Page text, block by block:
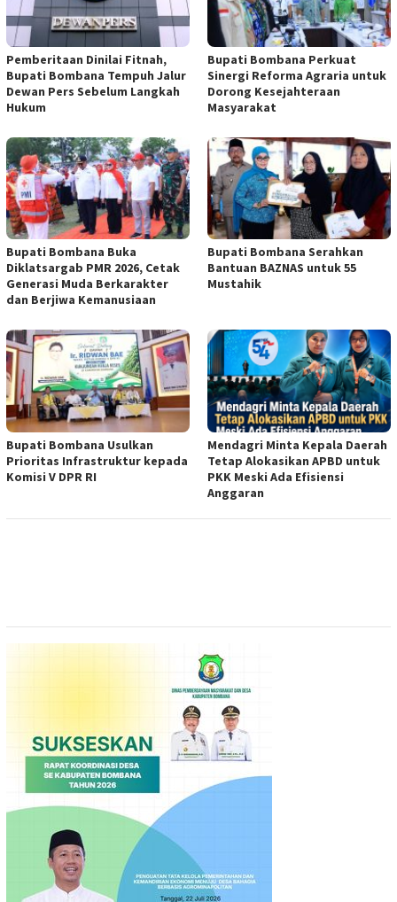
Pemberitaan Dinilai Fitnah,
Bupati Bombana Tempuh Jalur
Dewan Pers Sebelum Langkah
Hukum
Bupati Bombana Perkuat
Sinergi Reforma Agraria untuk
Dorong Kesejahteraan
Masyarakat
Bupati Bombana Buka
Diklatsargab PMR 2026, Cetak
Generasi Muda Berkarakter
dan Berjiwa Kemanusiaan
Bupati Bombana Serahkan
Bantuan BAZNAS untuk 55
Mustahik
Bupati Bombana Usulkan
Prioritas Infrastruktur kepada
Komisi V DPR RI
Mendagri Minta Kepala Daerah
Tetap Alokasikan APBD untuk
PKK Meski Ada Efisiensi
Anggaran